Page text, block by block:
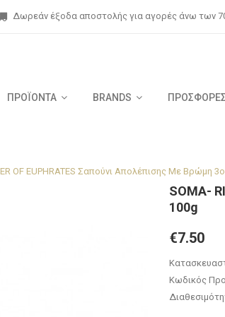
Δωρεάν έξοδα αποστολής για αγορές άνω των
ΠΡΟΪΟΝΤΑ BRANDS ΠΡΟΣΦΟΡΕΣ
OF EUPHRATES Σαπούνι Απολέπισης Με Βρώμη
SOMA-
100g
€7.50
Κωδικός